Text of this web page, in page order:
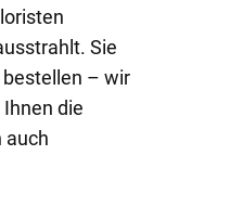
Sie
– wir
die
auch